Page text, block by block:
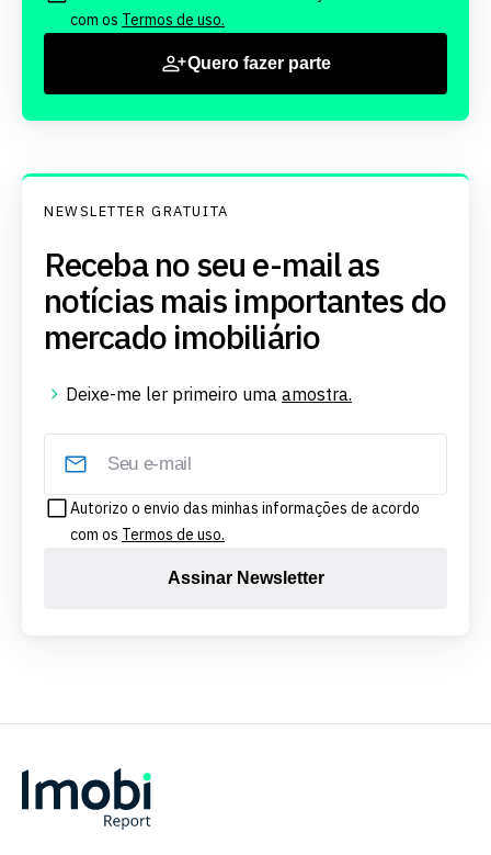
com os Termos de uso.
Quero fazer parte
NEWSLETTER GRATUITA
Receba no seu e-mail as
notícias mais importantes do
mercado imobiliário
Deixe-me ler primeiro uma amostra.
Autorizo o envio das minhas informações de acordo
com os Termos de uso.
Assinar Newsletter